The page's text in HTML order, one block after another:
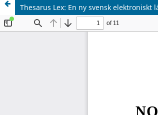
Thesarus Lex: En ny svensk elektroniskt